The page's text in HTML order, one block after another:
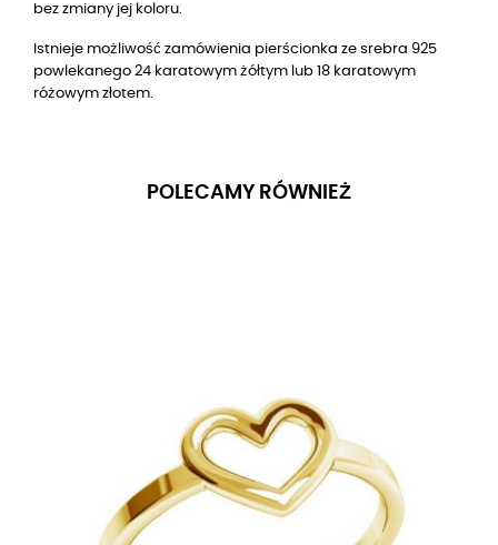
bez zmiany jej koloru.
Istnieje możliwość zamówienia pierścionka ze srebra 925
powlekanego 24 karatowym żółtym lub 18 karatowym
różowym złotem.
POLECAMY RÓWNIEŻ